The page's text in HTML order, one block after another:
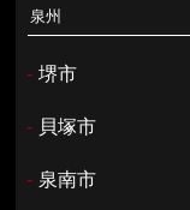
泉州
- 堺市
- 貝塚市
- 泉南市